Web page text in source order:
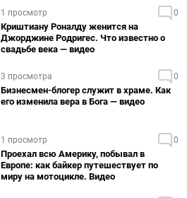
1 просмотр 0
Криштиану Роналду женится на
Джорджине Родригес. Что известно о
свадьбе века — видео
3 просмотра 0
Бизнесмен-блогер служит в храме. Как
его изменила вера в Бога — видео
1 просмотр 0
Проехал всю Америку, побывал в
Европе: как байкер путешествует по
миру на мотоцикле. Видео